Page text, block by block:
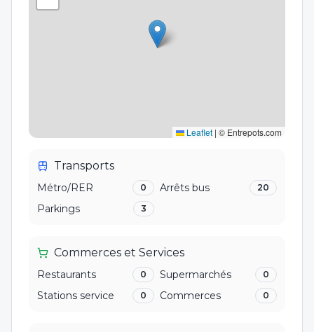
Leaflet | © Entrepots.com
Transports
Métro/RER 0 Arrêts bus 20
Parkings 3
Commerces et Services
Restaurants 0 Supermarchés 0
Stations service 0 Commerces 0